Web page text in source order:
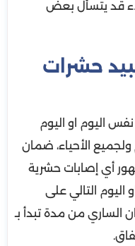
قد يتسأل بعض
حشرات
اليوم او اليوم
الأحياء، ضمان
أي إصابات حشرية
التالي على
الساري من مدة تبدأ بـ